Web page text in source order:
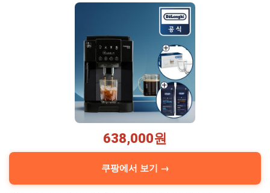
638,000원
쿠팡에서 보기 →